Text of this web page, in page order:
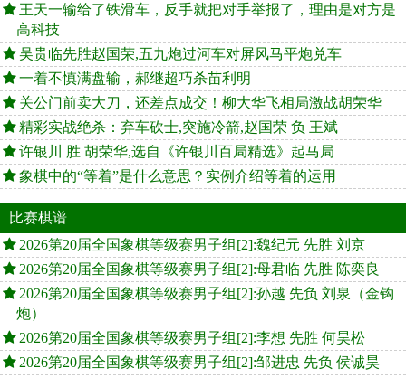
王天一输给了铁滑车，反手就把对手举报了，理由是对方是
高科技
吴贵临先胜赵国荣,五九炮过河车对屏风马平炮兑车
一着不慎满盘输，郝继超巧杀苗利明
关公门前卖大刀，还差点成交！柳大华飞相局激战胡荣华
精彩实战绝杀：弃车砍士,突施冷箭,赵国荣 负 王斌
许银川 胜 胡荣华,选自《许银川百局精选》起马局
象棋中的“等着”是什么意思？实例介绍等着的运用
比赛棋谱
2026第20届全国象棋等级赛男子组[2]:魏纪元 先胜 刘京
2026第20届全国象棋等级赛男子组[2]:母君临 先胜 陈奕良
2026第20届全国象棋等级赛男子组[2]:孙越 先负 刘泉（金钩
炮）
2026第20届全国象棋等级赛男子组[2]:李想 先胜 何昊松
2026第20届全国象棋等级赛男子组[2]:邹进忠 先负 侯诚昊